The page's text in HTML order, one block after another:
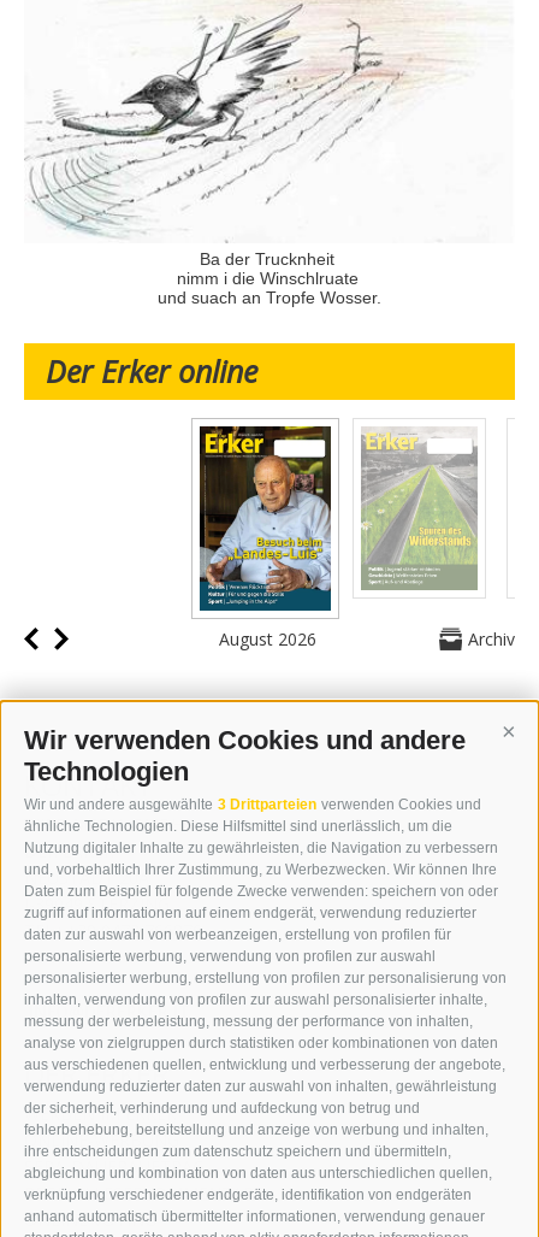
Wir verwenden Cookies und andere
Technologien
Wir und andere ausgewählte 3 Drittparteien verwenden Cookies und
ähnliche Technologien. Diese Hilfsmittel sind unerlässlich, um die
Nutzung digitaler Inhalte zu gewährleisten, die Navigation zu verbessern
und, vorbehaltlich Ihrer Zustimmung, zu Werbezwecken. Wir können Ihre
Daten zum Beispiel für folgende Zwecke verwenden: speichern von oder
zugriff auf informationen auf einem endgerät, verwendung reduzierter
daten zur auswahl von werbeanzeigen, erstellung von profilen für
personalisierte werbung, verwendung von profilen zur auswahl
personalisierter werbung, erstellung von profilen zur personalisierung von
inhalten, verwendung von profilen zur auswahl personalisierter inhalte,
messung der werbeleistung, messung der performance von inhalten,
analyse von zielgruppen durch statistiken oder kombinationen von daten
aus verschiedenen quellen, entwicklung und verbesserung der angebote,
verwendung reduzierter daten zur auswahl von inhalten, gewährleistung
der sicherheit, verhinderung und aufdeckung von betrug und
fehlerbehebung, bereitstellung und anzeige von werbung und inhalten,
ihre entscheidungen zum datenschutz speichern und übermitteln,
abgleichung und kombination von daten aus unterschiedlichen quellen,
verknüpfung verschiedener endgeräte, identifikation von endgeräten
anhand automatisch übermittelter informationen, verwendung genauer
Ba der Trucknheit
nimm i die Winschlruate
und suach an Tropfe Wosser.
Der Erker online
August 2026 Archiv
KONTAKT
WIPP-MEDIA GMBH
DER ERKER
NEUSTADT 20A
I-39049 STERZING
TEL.: +39 0472 766876
GRAFIK@DERERKER.IT
INFO@DERERKER.IT
BARBARA.FONTANA@DERERKER.IT
DER ERKER
WERBEN IM ERKER
ONLINE-WERBUNG
SEPA-DAUERAUFTRAG
REGELN LESERKOMMENTARE
ONLINE VOTING